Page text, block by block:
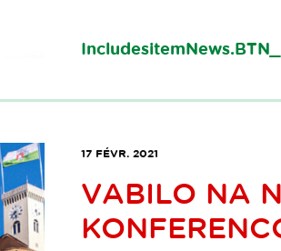
17 FÉVR. 2021
VABILO NA